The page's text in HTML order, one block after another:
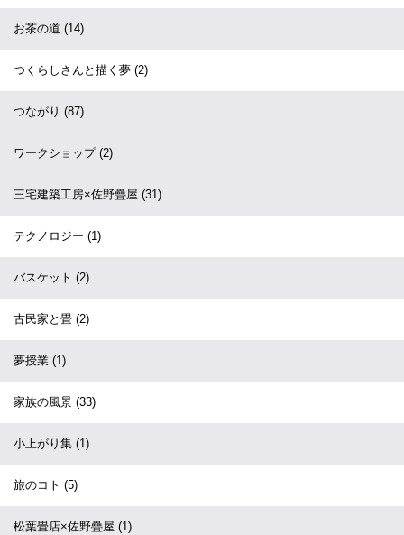
お茶の道 (14)
つくらしさんと描く夢 (2)
つながり (87)
ワークショップ (2)
三宅建築工房×佐野疊屋 (31)
テクノロジー (1)
バスケット (2)
古民家と畳 (2)
夢授業 (1)
家族の風景 (33)
小上がり集 (1)
旅のコト (5)
松葉畳店×佐野疊屋 (1)